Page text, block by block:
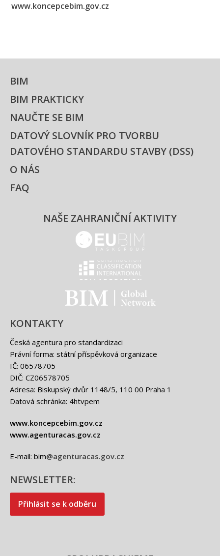
www.koncepcebim.gov.cz
KONTAKTY
Česká agentura pro standardizaci
Právní forma: státní příspěvková organizace
IČ: 06578705
DIČ: CZ06578705
Adresa: Biskupský dvůr 1148/5, 110 00 Praha 1
Datová schránka: 4htvpem
www.koncepcebim.gov.cz
www.agenturacas.gov.cz
E-mail: bim@agenturacas.gov.cz
NEWSLETTER:
Přihlásit se k odběru
BIM
BIM PRAKTICKY
NAUČTE SE BIM
DATOVÝ SLOVNÍK PRO TVORBU
DATOVÉHO STANDARDU STAVBY (DSS)
O NÁS
FAQ
NAŠE ZAHRANIČNÍ AKTIVITY
EUBIM - logo
Classification international -
BIM - logo